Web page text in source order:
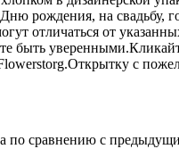
Дню рождения, на
отличаться от
быть
с
по сравнению с